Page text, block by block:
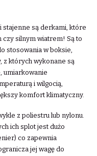
stajenne są derkami, które
silnym wiatrem! Są to
stosowania w boksie,
z których wykonane są
umiarkowanie
i wilgocią,
komfort klimatyczny.
z poliestru lub nylonu.
ich splot jest dużo
co zapewnia
jej wagę do